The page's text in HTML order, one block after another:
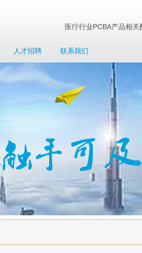
医疗行业PCBA产品相
人才招聘 联系我们